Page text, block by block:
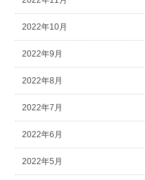
2022年10月
2022年9月
2022年8月
2022年7月
2022年6月
2022年5月